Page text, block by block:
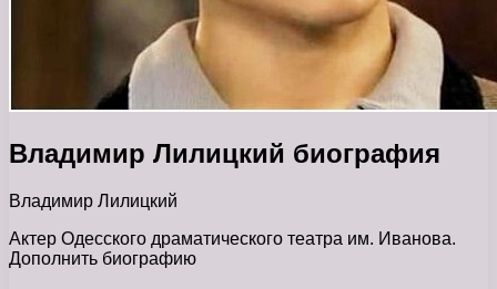
Владимир Лилицкий биография
Владимир Лилицкий
Актер Одесского драматического театра им. Иванова.
Дополнить биографию